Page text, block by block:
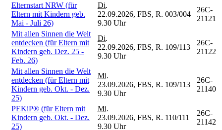
Elternstart NRW (für
Eltern mit Kindern geb.
Mai - Juli 26)
Di.
22.09.2026,
9.30 Uhr
FBS, R. 003/004
26C-
21121
Mit allen Sinnen die Welt
entdecken (für Eltern mit
Kindern geb. Dez. 25 -
Feb. 26)
Di.
22.09.2026,
9.30 Uhr
FBS, R. 109/113
26C-
21122
Mit allen Sinnen die Welt
entdecken (für Eltern mit
Kindern geb. Okt. - Dez.
25)
Mi.
23.09.2026,
9.30 Uhr
FBS, R. 109/113
26C-
21140
PEKiP® (für Eltern mit
Kindern geb. Okt. - Dez.
25)
Mi.
23.09.2026,
9.30 Uhr
FBS, R. 110/111
26C-
21142